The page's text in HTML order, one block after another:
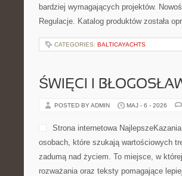
bardziej wymagających projektów.
Regulacje. Katalog produktów została
CATEGORIES: BALTICAYACHTS
ŚWIĘCI I
POSTED BY ADMIN MAJ - 6 - 2026
Strona internetowa
osobach, które szukają wartościowych
zadumą nad życiem. To miejsce, w
rozważania oraz teksty pomagające